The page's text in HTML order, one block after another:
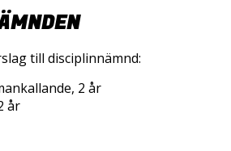
till disciplinnämnd:
2 år
år